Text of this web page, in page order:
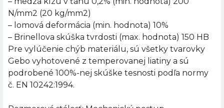
N/mm2 (20 kg/mm2)
– lomová deformácia (min. hodnota) 10%
– Brinellova skúška tvrdosti (max. hodnota) 150 HB
Pre vylúčenie chýb materiálu, sú všetky tvarovky
Gebo vyhotovené z temperovanej liatiny a sú
podrobené 100%-nej skúške tesnosti podľa normy
č. EN 10242:1994.